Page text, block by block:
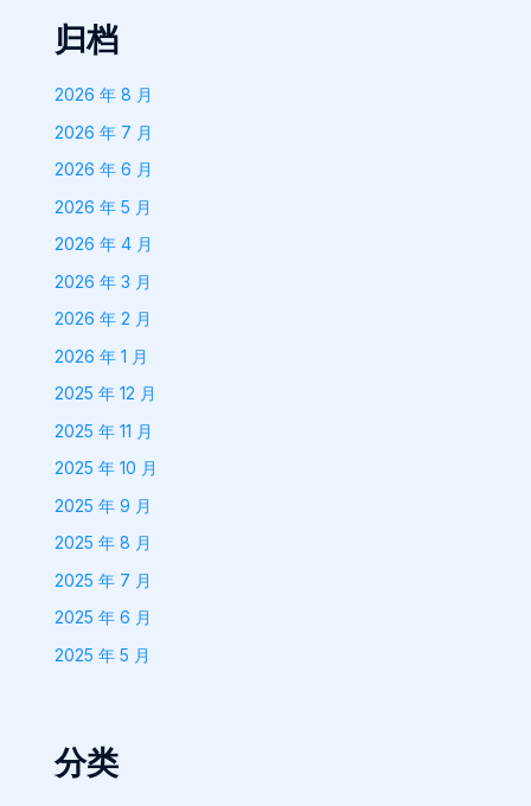
归档
2026 年 8 月
2026 年 7 月
2026 年 6 月
2026 年 5 月
2026 年 4 月
2026 年 3 月
2026 年 2 月
2026 年 1 月
2025 年 12 月
2025 年 11 月
2025 年 10 月
2025 年 9 月
2025 年 8 月
2025 年 7 月
2025 年 6 月
2025 年 5 月
分类